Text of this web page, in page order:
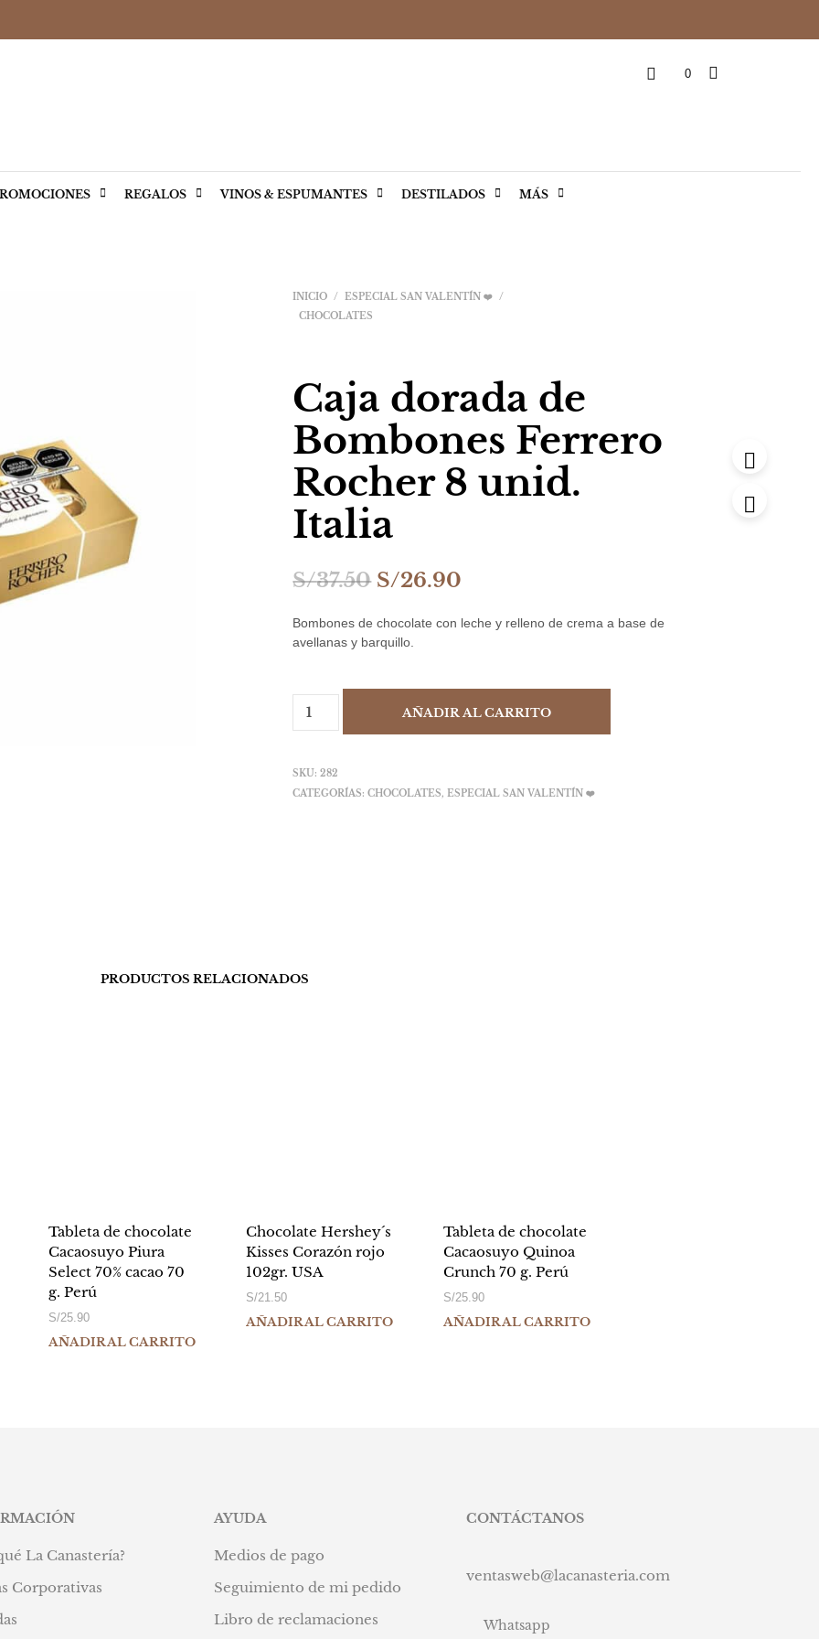
REGALOS VINOS & ESPUMANTES DESTILADOS MÁS
0
INICIO / ESPECIAL SAN VALENTÍN ❤️ /
CHOCOLATES
Caja dorada de
Bombones Ferrero
Rocher 8 unid.
Italia
S/37.50 El
original
S/37.50.
S/26.90
Bombones de chocolate con leche y relleno de crema a base de
avellanas y barquillo.
AÑADIR AL CARRITO
SKU:282
CATEGORÍAS:CHOCOLATES,ESPECIAL SAN VALENTÍN ❤️
PRODUCTOS RELACIONADOS
Tableta de chocolate
Cacaosuyo Piura
Select 70% cacao 70
g. Perú
S/25.90
AÑADIR AL CARRITO
Chocolate Hershey´s
Kisses Corazón rojo
102gr. USA
S/21.50
AÑADIR AL CARRITO
Tableta de chocolate
Cacaosuyo Quinoa
Crunch 70 g. Perú
S/25.90
AÑADIR AL CARRITO
La Canastería?
Corporativas
AYUDA
Medios de pago
Seguimiento de mi pedido
Libro de reclamaciones
CONTÁCTANOS
ventasweb@lacanasteria.com
Whatsapp